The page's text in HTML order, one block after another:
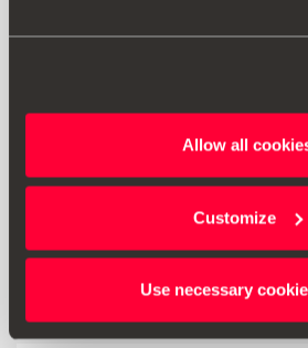
Allow all
Customize
Use necessary
Poklopci kotača s dizajnom
Vidjeti proizvod